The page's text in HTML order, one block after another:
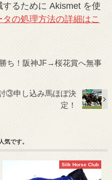
るために Akismet を使
の処理方法の詳細はこ
ち！阪神JF→桜花賞へ無事
③申し込み馬ほぼ決
定！
気です。
Silk Horse Club